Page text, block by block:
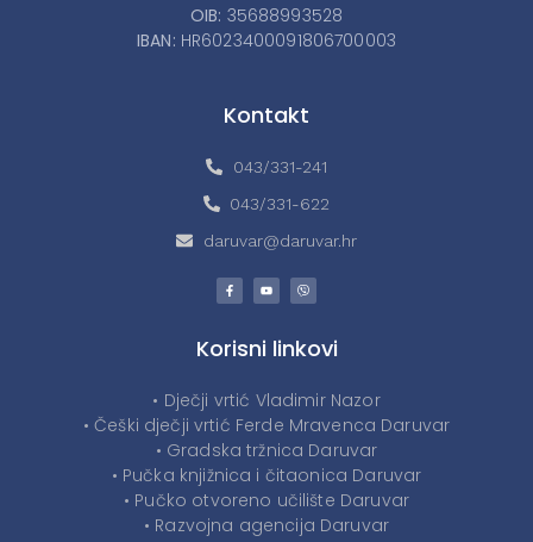
OIB: 35688993528
IBAN: HR6023400091806700003
Kontakt
043/331-241
043/331-622
daruvar@daruvar.hr
Korisni linkovi
• Dječji vrtić Vladimir Nazor
• Češki dječji vrtić Ferde Mravenca Daruvar
• Gradska tržnica Daruvar
• Pučka knjižnica i čitaonica Daruvar
• Pučko otvoreno učilište Daruvar
• Razvojna agencija Daruvar